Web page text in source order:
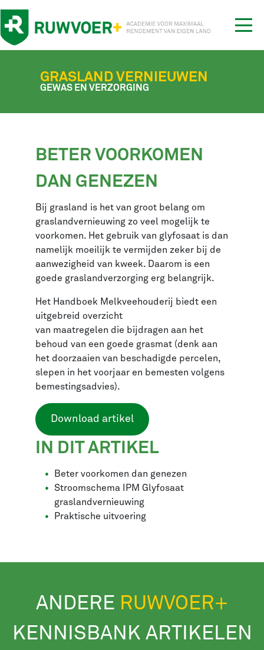
GRASLAND VERNIEUWEN
GEWAS EN VERZORGING
BETER VOORKOMEN
DAN GENEZEN
Bij grasland is het van groot belang om
graslandvernieuwing zo veel mogelijk te
voorkomen. Het gebruik van glyfosaat is dan
namelijk moeilijk te vermijden zeker bij de
aanwezigheid van kweek. Daarom is een
goede graslandverzorging erg belangrijk.
Het Handboek Melkveehouderij biedt een
uitgebreid overzicht
van maatregelen die bijdragen aan het
behoud van een goede grasmat (denk aan
het doorzaaien van beschadigde percelen,
slepen in het voorjaar en bemesten volgens
bemestingsadvies).
Download artikel
IN DIT ARTIKEL
Beter voorkomen dan genezen
Stroomschema IPM Glyfosaat
graslandvernieuwing
Praktische uitvoering
ANDERE RUWVOER+
KENNISBANK ARTIKELEN